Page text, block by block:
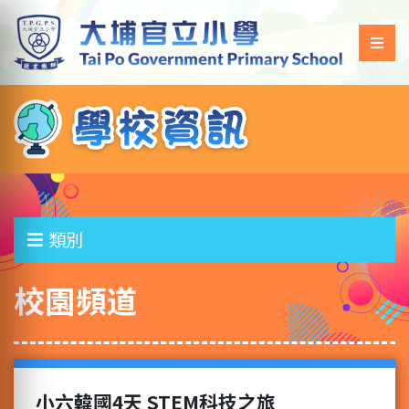
類別
校園頻道
小六韓國4天 STEM科技之旅